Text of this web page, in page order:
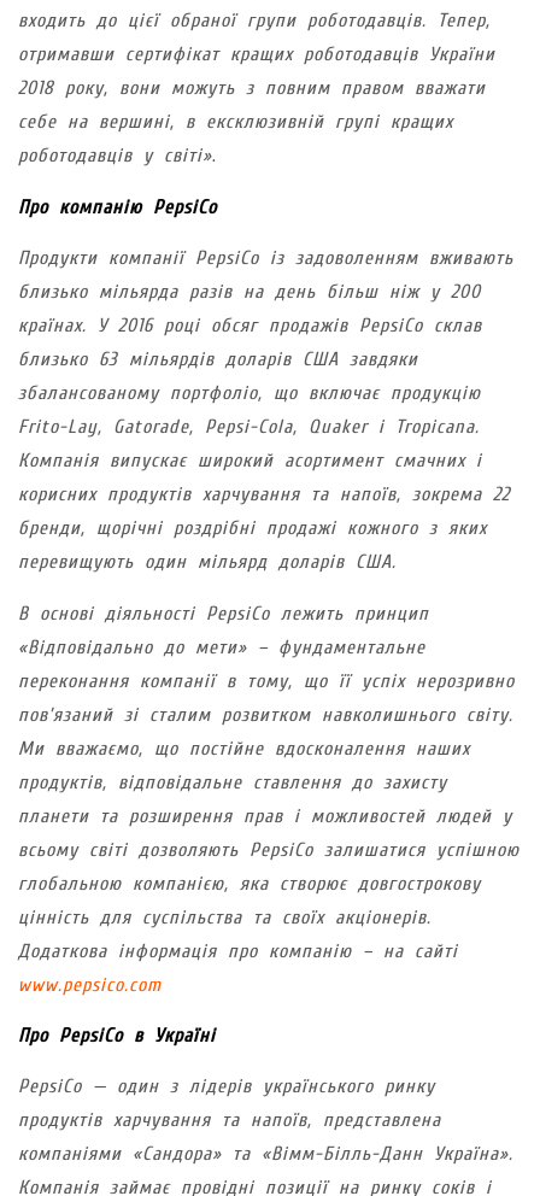
входить до цієї обраної групи роботодавців. Тепер,
отримавши сертифікат кращих роботодавців України
2018 року, вони можуть з повним правом вважати
себе на вершині, в ексклюзивній групі кращих
роботодавців у світі».
Про компанію PepsiCo
Продукти компанії PepsiCo із задоволенням вживають
близько мільярда разів на день більш ніж у 200
країнах. У 2016 році обсяг продажів PepsiCo склав
близько 63 мільярдів доларів США завдяки
збалансованому портфоліо, що включає продукцію
Frito-Lay, Gatorade, Pepsi-Cola, Quaker і Tropicana.
Компанія випускає широкий асортимент смачних і
корисних продуктів харчування та напоїв, зокрема 22
бренди, щорічні роздрібні продажі кожного з яких
перевищують один мільярд доларів США.
В основі діяльності PepsiCo лежить принцип
«Відповідально до мети» – фундаментальне
переконання компанії в тому, що її успіх нерозривно
пов’язаний зі сталим розвитком навколишнього світу.
Ми вважаємо, що постійне вдосконалення наших
продуктів, відповідальне ставлення до захисту
планети та розширення прав і можливостей людей у
всьому світі дозволяють PepsiCo залишатися успішною
глобальною компанією, яка створює довгострокову
цінність для суспільства та своїх акціонерів.
Додаткова інформація про компанію – на сайті
www.pepsico.com
Про PepsiCo в Україні
PepsiCo — один з лідерів українського ринку
продуктів харчування та напоїв, представлена
компаніями «Сандора» та «Вімм-Білль-Данн Україна».
Компанія займає провідні позиції на ринку соків і